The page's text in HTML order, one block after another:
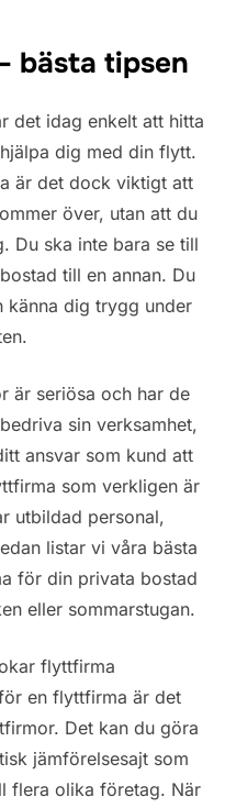
bästa tipsen
det idag enkelt att hitta
dig med din flytt.
är det dock viktigt att
över, utan att du
Du ska inte bara se till
till en annan. Du
känna dig trygg under
är seriösa och har de
sin verksamhet,
ansvar som kund att
som verkligen är
utbildad personal,
listar vi våra bästa
för din privata bostad
eller sommarstugan.
flyttfirma
en flyttfirma är det
Det kan du göra
jämförelsesajt som
flera olika företag. När